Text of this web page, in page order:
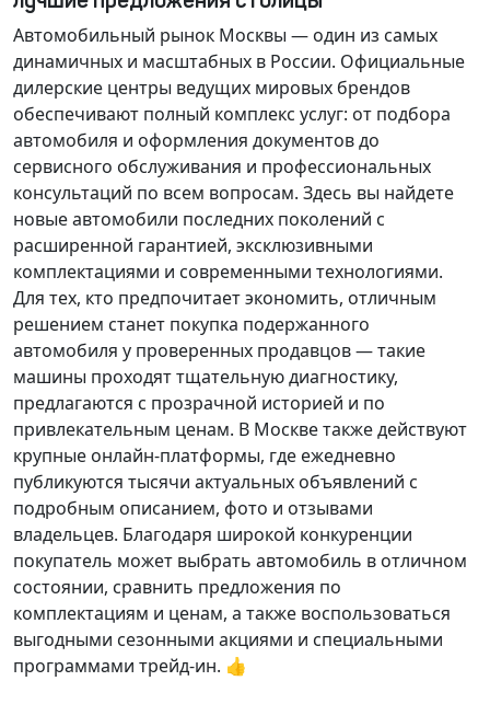
Автомобильный рынок Москвы — один из самых
динамичных и масштабных в России. Официальные
дилерские центры ведущих мировых брендов
обеспечивают полный комплекс услуг: от подбора
автомобиля и оформления документов до
сервисного обслуживания и профессиональных
консультаций по всем вопросам. Здесь вы найдете
новые автомобили последних поколений с
расширенной гарантией, эксклюзивными
комплектациями и современными технологиями.
Для тех, кто предпочитает экономить, отличным
решением станет покупка подержанного
автомобиля у проверенных продавцов — такие
машины проходят тщательную диагностику,
предлагаются с прозрачной историей и по
привлекательным ценам. В Москве также действуют
крупные онлайн-платформы, где ежедневно
публикуются тысячи актуальных объявлений с
подробным описанием, фото и отзывами
владельцев. Благодаря широкой конкуренции
покупатель может выбрать автомобиль в отличном
состоянии, сравнить предложения по
комплектациям и ценам, а также воспользоваться
выгодными сезонными акциями и специальными
программами трейд-ин. 👍